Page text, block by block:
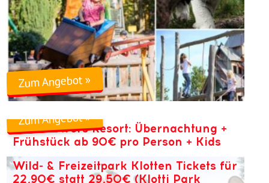
Zum Angebot »
Zum Angebot »
Alton Towers Resort: Übernachtung +
Frühstück ab 90€ pro Person + Kids
Swim Free Summer Sale
Wild- & Freizeitpark Klotten Tickets für
22,90€ statt 29,50€ (Klotti Park